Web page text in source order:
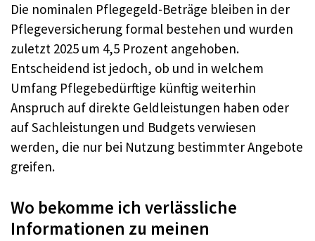
Die nominalen Pflegegeld-Beträge bleiben in der
Pflegeversicherung formal bestehen und wurden
zuletzt 2025 um 4,5 Prozent angehoben.
Entscheidend ist jedoch, ob und in welchem
Umfang Pflegebedürftige künftig weiterhin
Anspruch auf direkte Geldleistungen haben oder
auf Sachleistungen und Budgets verwiesen
werden, die nur bei Nutzung bestimmter Angebote
greifen.
Wo bekomme ich verlässliche
Informationen zu meinen